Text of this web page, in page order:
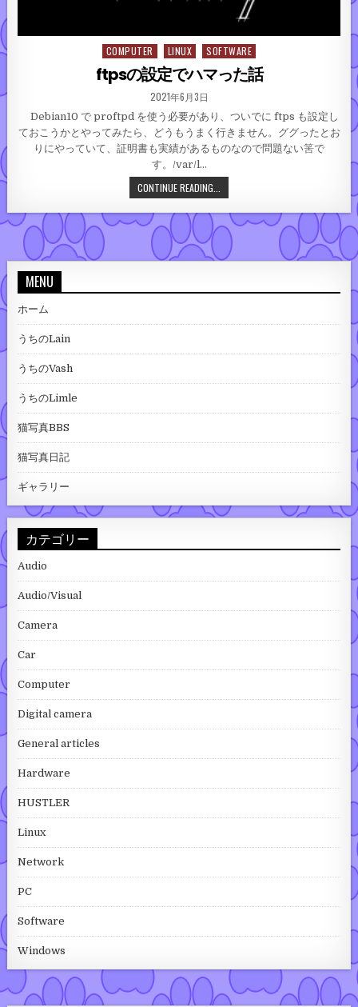
Posted in
COMPUTER LINUX SOFTWARE
ftpsの設定でハマった話
PUBLISHED DATE:
2021年6月3日
Debian10 で proftpd を使う必要があり、ついでに ftps も設定し
ておこうかとやってみたら、どうもうまく行きません。ググったとお
りにやっていて、証明書も実績があるものなので問題ない筈で
す。/var/l…
CONTINUE READING...
MENU
ホーム
うちのLain
うちのVash
うちのLimle
猫写真BBS
猫写真日記
ギャラリー
カテゴリー
Audio
Audio/Visual
Camera
Car
Computer
Digital camera
General articles
Hardware
HUSTLER
Linux
Network
PC
Software
Windows